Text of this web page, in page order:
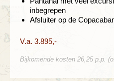
inbegrepen
Afsluiter op de
V.a. 3.895,-
Bijkomende kosten 26,25 p.p.